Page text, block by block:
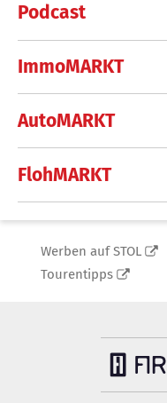
Podcast
ImmoMARKT
AutoMARKT
FlohMARKT
Werben auf STOL
Tourentipps